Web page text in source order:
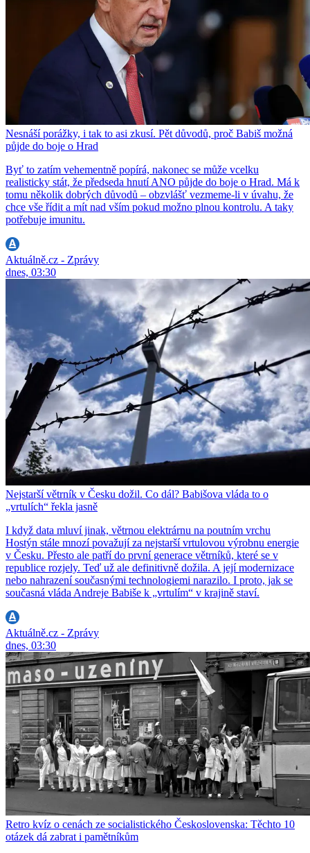
Nesnáší porážky, i tak to asi zkusí. Pět důvodů, proč Babiš možná
půjde do boje o Hrad
Byť to zatím vehementně popírá, nakonec se může vcelku
realisticky stát, že předseda hnutí ANO půjde do boje o Hrad. Má k
tomu několik dobrých důvodů – obzvlášť vezmeme-li v úvahu, že
chce vše řídit a mít nad vším pokud možno plnou kontrolu. A taky
potřebuje imunitu.
Aktuálně.cz - Zprávy
dnes, 03:30
Nejstarší větrník v Česku dožil. Co dál? Babišova vláda to o
„vrtulích“ řekla jasně
I když data mluví jinak, větrnou elektrárnu na poutním vrchu
Hostýn stále mnozí považují za nejstarší vrtulovou výrobnu energie
v Česku. Přesto ale patří do první generace větrníků, které se v
republice rozjely. Teď už ale definitivně dožila. A její modernizace
nebo nahrazení současnými technologiemi narazilo. I proto, jak se
současná vláda Andreje Babiše k „vrtulím“ v krajině staví.
Aktuálně.cz - Zprávy
dnes, 03:30
Retro kvíz o cenách ze socialistického Československa: Těchto 10
otázek dá zabrat i pamětníkům